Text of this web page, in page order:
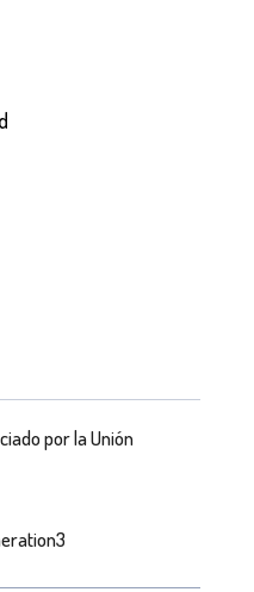
por la Unión